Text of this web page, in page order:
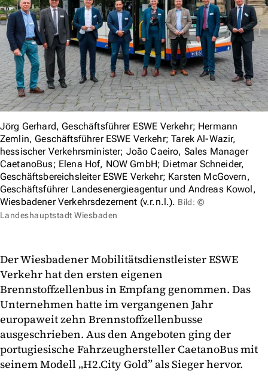
Jörg Gerhard, Geschäftsführer ESWE Verkehr; Hermann
Zemlin, Geschäftsführer ESWE Verkehr; Tarek Al-Wazir,
hessischer Verkehrsminister; João Caeiro, Sales Manager
CaetanoBus; Elena Hof, NOW GmbH; Dietmar Schneider,
Geschäftsbereichsleiter ESWE Verkehr; Karsten McGovern,
Geschäftsführer Landesenergieagentur und Andreas Kowol,
Wiesbadener Verkehrsdezernent (v.r.n.l.). Bild: ©
Landeshauptstadt Wiesbaden
Der Wiesbadener Mobilitätsdienstleister ESWE
Verkehr hat den ersten eigenen
Brennstoffzellenbus in Empfang genommen. Das
Unternehmen hatte im vergangenen Jahr
europaweit zehn Brennstoffzellenbusse
ausgeschrieben. Aus den Angeboten ging der
portugiesische Fahrzeughersteller CaetanoBus mit
seinem Modell „H2.City Gold” als Sieger hervor.